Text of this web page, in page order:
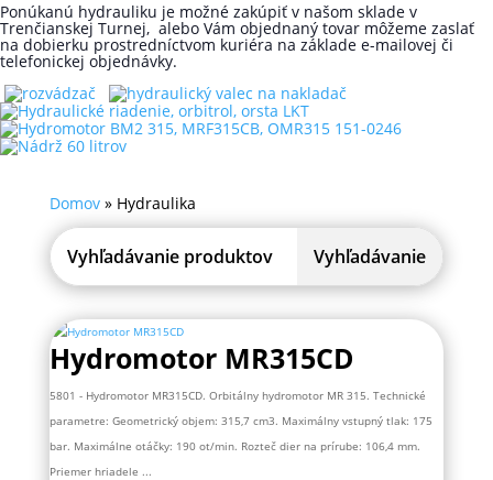
Ponúkanú hydrauliku je možné zakúpiť v našom sklade v
Trenčianskej Turnej, alebo Vám objednaný tovar môžeme zaslať
na dobierku prostredníctvom kuriéra na základe e-mailovej či
telefonickej objednávky.
Domov» Hydraulika
Hydromotor MR315CD
5801 - Hydromotor MR315CD. Orbitálny hydromotor MR 315. Technické
parametre: Geometrický objem: 315,7 cm3. Maximálny vstupný tlak: 175
bar. Maximálne otáčky: 190 ot/min. Rozteč dier na prírube: 106,4 mm.
Priemer hriadele ...